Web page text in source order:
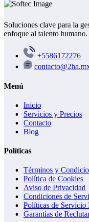
Soluciones clave para la
enfoque al talento humano.
+5586172276
Menú
Inicio
Servicios y Precios
Contacto
Blog
Políticas
Términos y
Política de Cookies
Aviso de Privacidad
Condiciones de
Políticas de Servicio
Garantías de